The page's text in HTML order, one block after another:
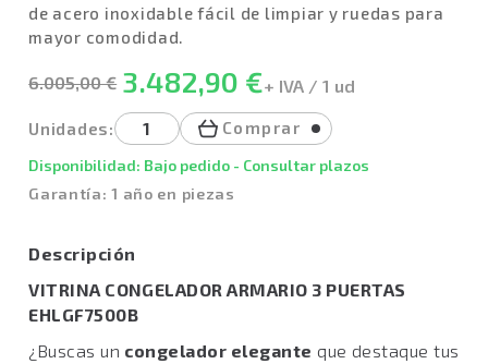
de acero inoxidable fácil de limpiar y ruedas para
mayor comodidad.
6.005,00 € 3.482,90 €+ IVA / 1 ud
Unidades: Comprar
Disponibilidad: Bajo pedido - Consultar plazos
Garantía: 1 año en piezas
Descripción
VITRINA CONGELADOR ARMARIO 3 PUERTAS
EHLGF7500B
¿Buscas un congelador elegante que destaque tus